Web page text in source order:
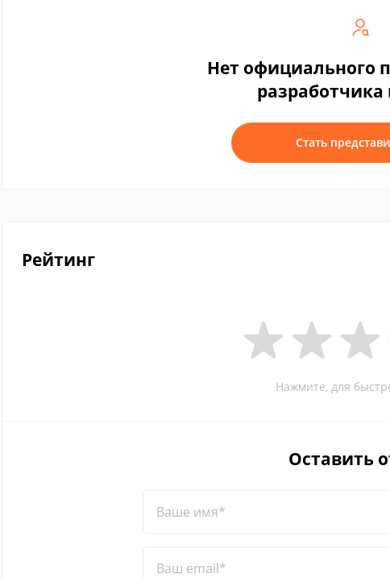
Нет официального
разработчика
Стать
Рейтинг
Нажмите, для
Оставить
Ваше имя*
Ваш email*